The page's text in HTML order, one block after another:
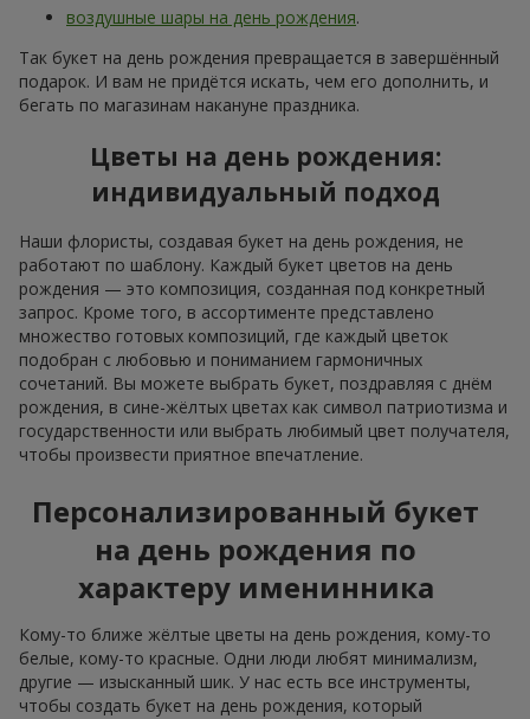
Сезонные тренды во
флористике дней рождения
Флористика постоянно развивается, поэтому актуальный
новый облик. Сейчас в тренде натуральность и
минимализм. Кроме того, формируя букет на день
рождения, всё чаще обращают внимание на сезонность:
весенние цветы с днём рождения ассоциируются с
весенней свежестью, лёгкостью и обновлением; в
таких композициях идеально играютпионы,
тюльпанынеобычных сортов и гиацинты; для подарка
с днём рождения весенние цветы упаковываются в
минималистичный крафт или просто перевязываются
лентой;
летом на первый план как букет на день рождения
выходят популярные пышные, сочные композиции из
; в оформлении актуальна
асимметрия в оригинальной упаковке из мешковины
или цветы на день рождения в корзине;
в качестве подарка с днём рождения осенние цветы
должны выглядеть тепло и аккуратно; здесь подойдёт
букет на день рождения женщине изхризантем, калл
и, конечно,роз; декоративные акценты добавят
изысканности и завершённости праздничной
композиции;